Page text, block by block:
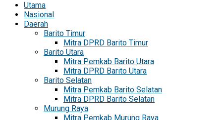
Utama
Nasional
Daerah
Barito Timur
Mitra DPRD Barito Timur
Barito Utara
Mitra Pemkab Barito Utara
Mitra DPRD Barito Utara
Barito Selatan
Mitra Pemkab Barito Selatan
Mitra DPRD Barito Selatan
Murung Raya
Mitra Pemkab Murung Raya